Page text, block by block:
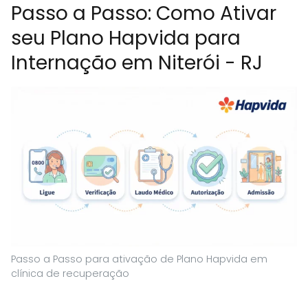
Passo a Passo: Como Ativar
seu Plano Hapvida para
Internação em Niterói - RJ
Passo a Passo para ativação de Plano Hapvida em
clínica de recuperação